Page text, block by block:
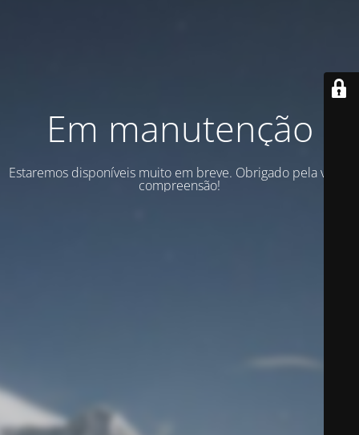
Em manutenção
Estaremos disponíveis muito em breve. Obrigado pela vossa
compreensão!